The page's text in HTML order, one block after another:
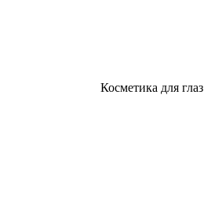
Косметика для глаз